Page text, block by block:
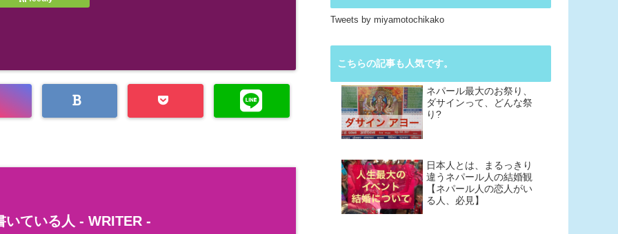
いている人 - WRITER -
Tweets by miyamotochikako
こちらの記事も人気です。
ネパール最大のお祭り、
ダサインって、どんな祭
り?
日本人とは、まるっきり
違うネパール人の結婚観
【ネパール人の恋人がい
る人、必見】